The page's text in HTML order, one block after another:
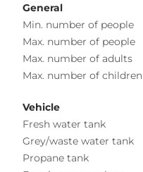
General
Min. number of people
Max. number of people
Max. number of adults
Max. number of children
Vehicle
Fresh water tank
Grey/waste water tank
Propane tank